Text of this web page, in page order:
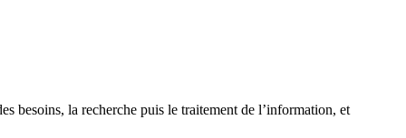
besoins, la recherche puis le traitement de l’information, et